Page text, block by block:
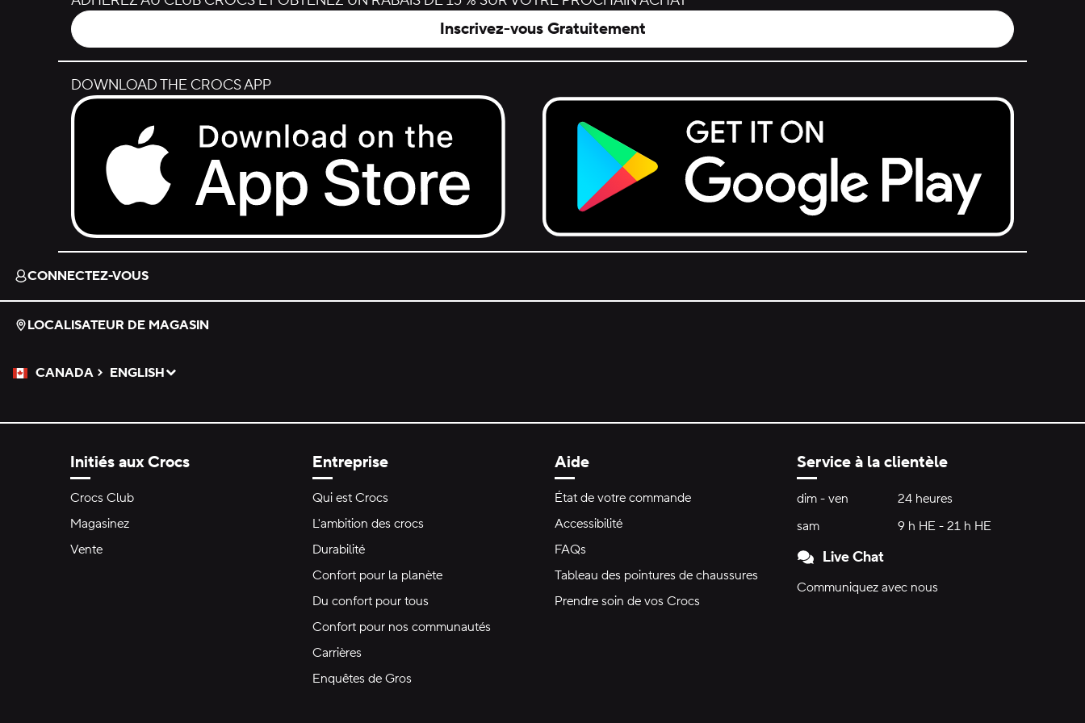
Inscrivez-vous Gratuitement
DOWNLOAD THE CROCS APP
Download on the App Store.
Get it on Google Play.
CONNECTEZ-VOUS
LOCALISATEUR DE MAGASIN
CANADA
Veuillez sélectionner une langue
ENGLISH
Sélectionné
Initiés aux Crocs
Crocs Club
Magasinez
Vente
Entreprise
Qui est Crocs
L'ambition des crocs
Durabilité
Confort pour la planète
Du confort pour tous
Confort pour nos communautés
Carrières
Enquêtes de Gros
Aide
État de votre commande
Accessibilité
FAQs
Tableau des pointures de chaussures
Prendre soin de vos Crocs
Service à la clientèle
Heures d'ouverture:
dim - ven dimanche à vendredi
24 heures
sam
9 h HE - 21 h HE
Live Chat
Communiquez avec nous